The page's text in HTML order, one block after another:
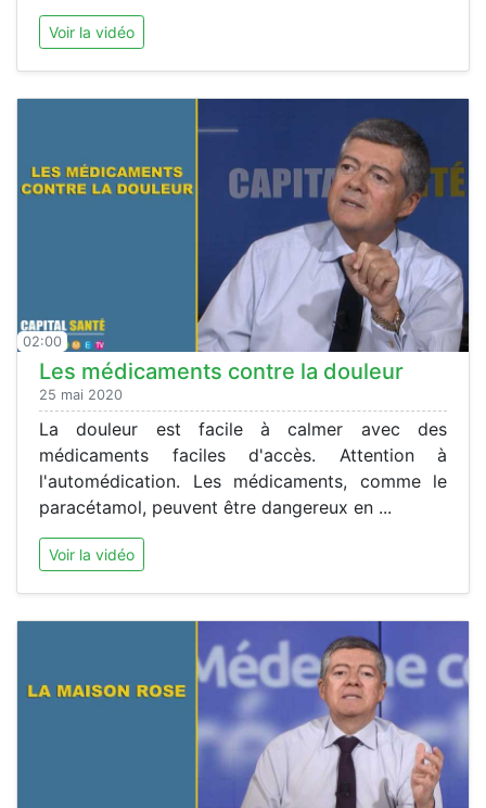
Voir la vidéo
02:00
Les médicaments contre la douleur
25 mai 2020
La douleur est facile à calmer avec des
médicaments faciles d'accès. Attention à
l'automédication. Les médicaments, comme le
paracétamol, peuvent être dangereux en ...
Voir la vidéo